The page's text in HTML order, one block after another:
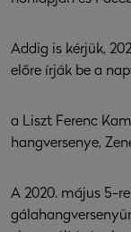
Addig is kérjük,
előre írják be a
a Liszt Ferenc
hangversenye,
A 2020. május 5-